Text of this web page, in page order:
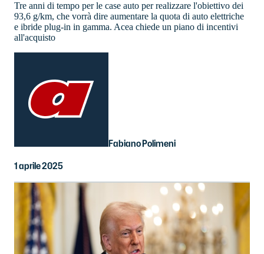
Tre anni di tempo per le case auto per realizzare l'obiettivo dei
93,6 g/km, che vorrà dire aumentare la quota di auto elettriche
e ibride plug-in in gamma. Acea chiede un piano di incentivi
all'acquisto
Fabiano Polimeni
1 aprile 2025